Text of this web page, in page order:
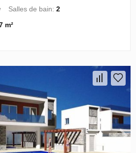
Salles de bain:2
m²